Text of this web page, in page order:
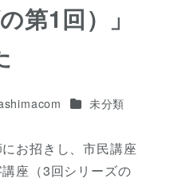
第1回）」
カテゴリー
未分類
お招きし、市民講座
座（3回シリーズの